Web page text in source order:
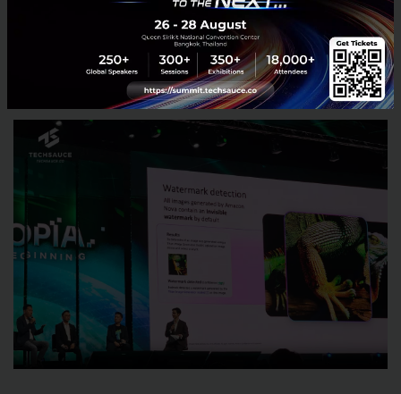
ปฏิบัติที่เป็นรูปธรรมอย่าง Do and Don't เพื่อสร้างความ
เข้าใจและทำให้พนักงานสามารถใช้ AI ได้อย่างปลอดภัย
และสร้างสรรค์